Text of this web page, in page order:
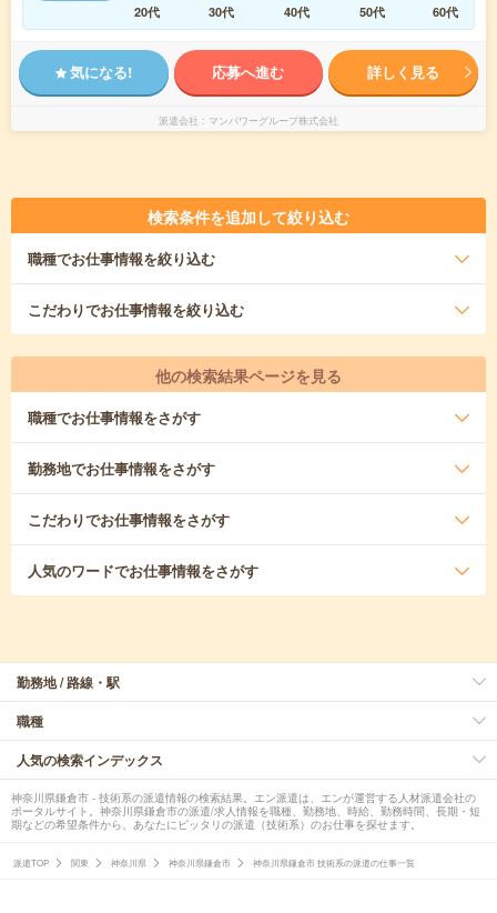
20代
30代 40代 50代 60代
気になる! 応募へ進む 詳しく見る
派遣会社 マンパワーグループ株式会社
検索条件を追加して絞り込む
職種でお仕事情報を絞り込む
こだわりでお仕事情報を絞り込む
他の検索結果ページを見る
職種でお仕事情報をさがす
勤務地でお仕事情報をさがす
こだわりでお仕事情報をさがす
人気のワードでお仕事情報をさがす
勤務地 / 路線・駅
職種
人気の検索インデックス
神奈川県鎌倉市 - 技術系の派遣情報の検索結果。エン派遣は、エンが運営する人材派遣会社の
ポータルサイト。神奈川県鎌倉市の派遣/求人情報を職種、勤務地、時給、勤務時間、長期・短
期などの希望条件から、あなたにピッタリの派遣（技術系）のお仕事を探せます。
派遣TOP 関東 神奈川県 神奈川県鎌倉市 神奈川県鎌倉市 技術系の派遣の仕事一覧